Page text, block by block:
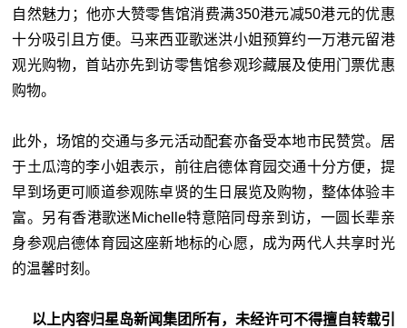
自然魅力；他亦大赞零售馆消费满350港元减50港元的优惠
十分吸引且方便。马来西亚歌迷洪小姐预算约一万港元留港
观光购物，首站亦先到访零售馆参观珍藏展及使用门票优惠
购物。
此外，场馆的交通与多元活动配套亦备受本地市民赞赏。居
于土瓜湾的李小姐表示，前往启德体育园交通十分方便，提
早到场更可顺道参观陈卓贤的生日展览及购物，整体体验丰
富。另有香港歌迷Michelle特意陪同母亲到访，一圆长辈亲
身参观启德体育园这座新地标的心愿，成为两代人共享时光
的温馨时刻。
以上内容归星岛新闻集团所有，未经许可不得擅自转载引